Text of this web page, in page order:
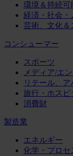
環境＆持続可
経済・社会・
芸術、文化＆
コンシューマー
スポーツ
メディア/エ
リテール、
旅行・ホスピ
消費財
製造業
エネルギー
化学・プロセ